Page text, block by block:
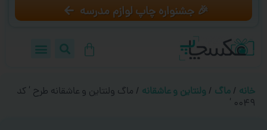
🎉 جشنواره چاپ لوازم مدرسه
خانه / ماگ / ولنتاین و عاشقانه / ماگ ولنتاین و عاشقانه طرح ‘ کد
۰۰۴۹ ‘